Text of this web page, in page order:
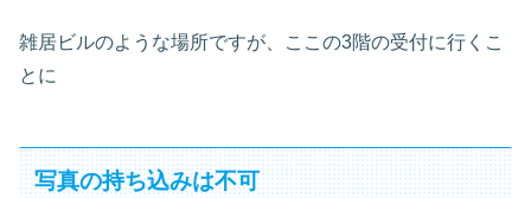
雑居ビルのような場所ですが、ここの3階の受付に行くこ
とに
写真の持ち込みは不可